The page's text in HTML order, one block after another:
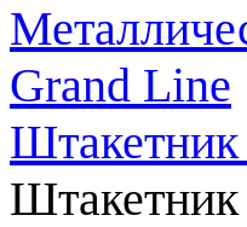
Grand Line